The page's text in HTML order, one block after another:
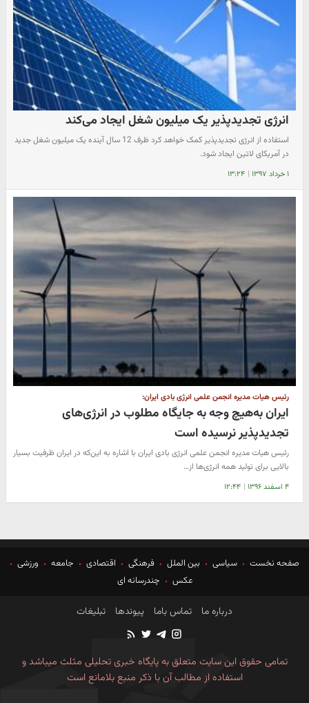
انرژی تجدیدپذیر یک میلیون شغل ایجاد می‌کند
استفاده از انرژی تجدیدپذیر کمک خواهد کرد ظرف 12 سال آینده یک میلیون شغل جدید
در آمریکای لاتین ایجاد شود.
۱ خرداد ۱۳۹۷ | ۱۳:۲۴
رئیس هیات مدیره انجمن علمی انرژی بادی ایران:
ایران به‌هیچ وجه به جایگاه مطلوب در انرژی‌های
تجدیدپذیر نرسیده است
رئیس هیات مدیره انجمن علمی انرژی بادی ایران با اشاره به این‌که در ایران ظرفیت بسیار
بالایی برای تولید همه انرژی‌ها از…
۴ اسفند ۱۳۹۶ | ۱۲:۴۴
صفحه نخست سیاسی بین الملل فرهنگی اقتصادی جامعه
ورزشی
عکس
چندرسانه ای
درباره ما تماس باما پیوندها تبلیغات
تمامی حقوق این سایت متعلق به پایگاه خبری تحلیلی مثلث میباشد و
استفاده از مطالب آن با ذکر منبع بلامانع است